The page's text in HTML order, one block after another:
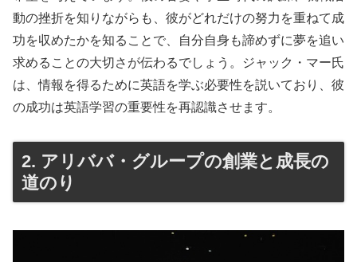
動の挫折を知りながらも、彼がどれだけの努力を重ねて成
功を収めたかを知ることで、自分自身も諦めずに夢を追い
求めることの大切さが伝わるでしょう。ジャック・マー氏
は、情報を得るために英語を学ぶ必要性を説いており、彼
の成功は英語学習の重要性を再認識させます。
2. アリババ・グループの創業と成長の
道のり